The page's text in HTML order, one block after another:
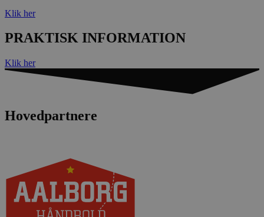
Klik her
PRAKTISK INFORMATION
Klik her
Hovedpartnere